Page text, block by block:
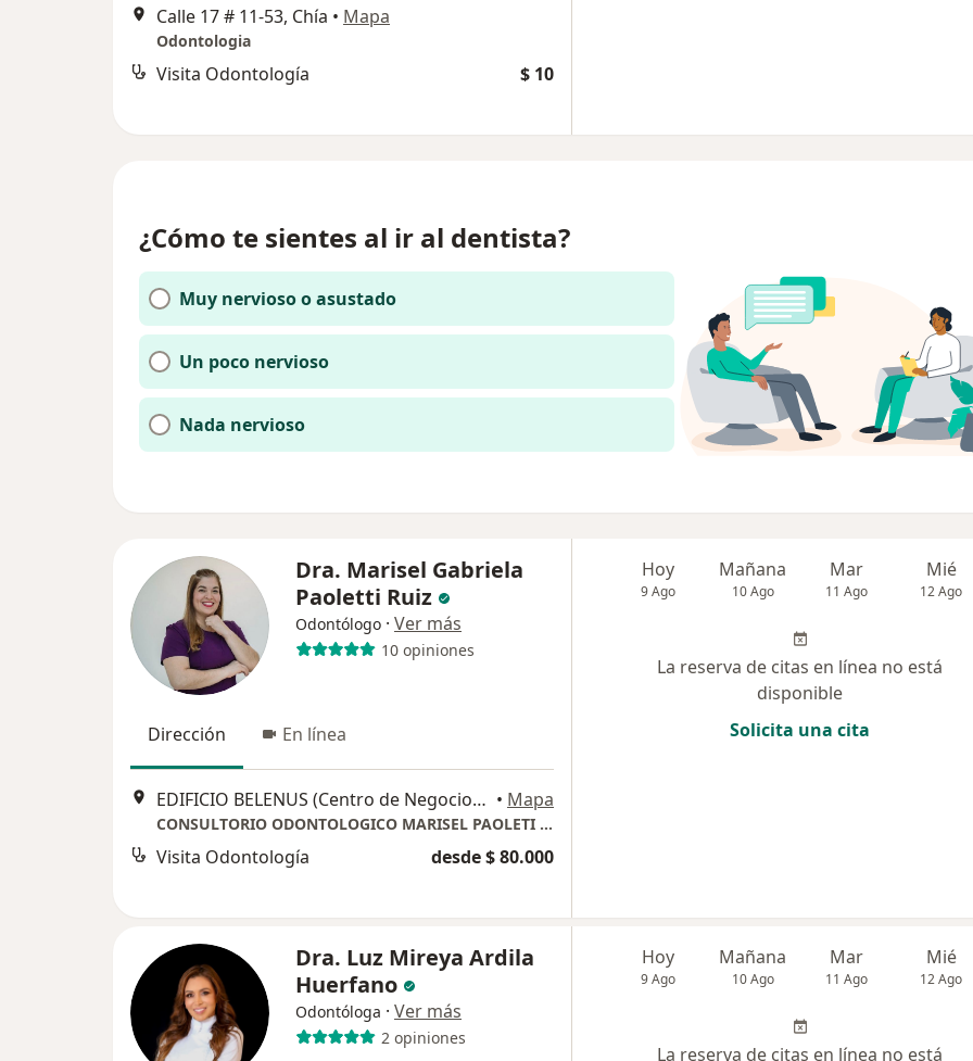
Calle 17 # 11-53, Chía • Mapa
Odontologia
Visita Odontología $ 10
¿Cómo te sientes al ir al dentista?
Muy nervioso o asustado
Un poco nervioso
Nada nervioso
Dra. Marisel Gabriela
Paoletti Ruiz
Odontólogo · Ver más
10 opiniones
Dirección En línea
EDIFICIO BELENUS (Centro de Negocios): Km 2 Vía Cájica Chía Costado Occidental. Cons 213. (frente a Fontanar) Chía – Cundinamarca, Chía • Mapa
CONSULTORIO ODONTOLOGICO MARISEL PAOLETI RUIZ
Visita Odontología desde $ 80.000
Hoy
9 Ago
Mañana
10 Ago
Mar
11 Ago
Mié
12 Ago
La reserva de citas en línea no está
disponible
Solicita una cita
Dra. Luz Mireya Ardila
Huerfano
Odontóloga · Ver más
2 opiniones
Hoy
9 Ago
Mañana
10 Ago
Mar
11 Ago
Mié
12 Ago
La reserva de citas en línea no está